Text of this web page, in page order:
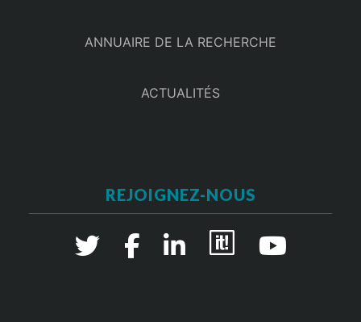
ANNUAIRE DE LA RECHERCHE
ACTUALITÉS
REJOIGNEZ-NOUS